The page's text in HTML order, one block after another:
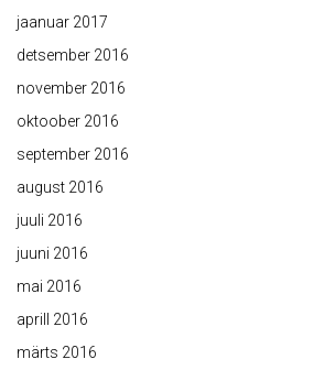
jaanuar 2017
detsember 2016
november 2016
oktoober 2016
september 2016
august 2016
juuli 2016
juuni 2016
mai 2016
aprill 2016
märts 2016